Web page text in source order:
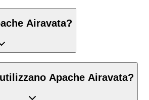
Airavata?
Apache Airavata?